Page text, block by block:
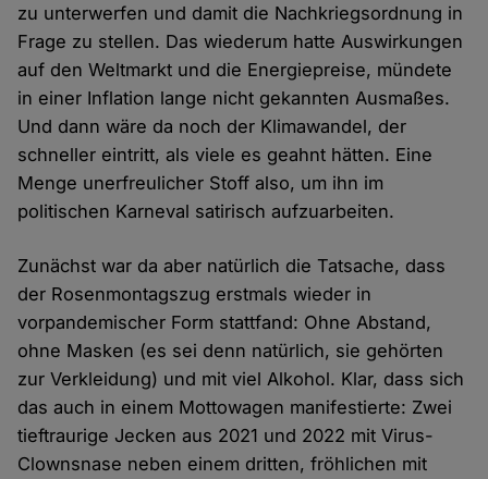
zu unterwerfen und damit die Nachkriegsordnung in
Frage zu stellen. Das wiederum hatte Auswirkungen
auf den Weltmarkt und die Energiepreise, mündete
in einer Inflation lange nicht gekannten Ausmaßes.
Und dann wäre da noch der Klimawandel, der
schneller eintritt, als viele es geahnt hätten. Eine
Menge unerfreulicher Stoff also, um ihn im
politischen Karneval satirisch aufzuarbeiten.
Zunächst war da aber natürlich die Tatsache, dass
der Rosenmontagszug erstmals wieder in
vorpandemischer Form stattfand: Ohne Abstand,
ohne Masken (es sei denn natürlich, sie gehörten
zur Verkleidung) und mit viel Alkohol. Klar, dass sich
das auch in einem Mottowagen manifestierte: Zwei
tieftraurige Jecken aus 2021 und 2022 mit Virus-
Clownsnase neben einem dritten, fröhlichen mit